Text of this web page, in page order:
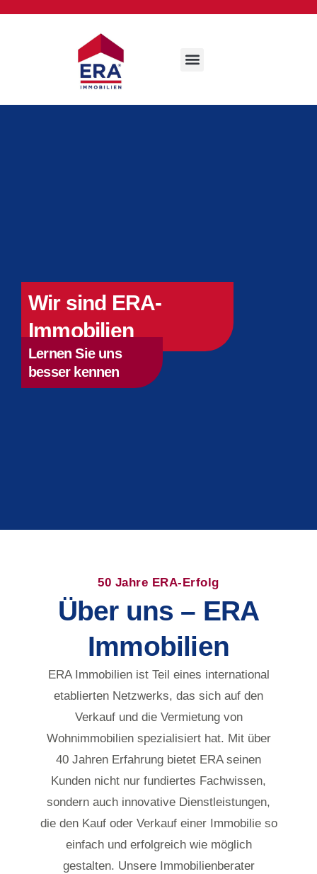
Wir sind ERA-
Immobilien
Lernen Sie uns
besser kennen
50 Jahre ERA-Erfolg
Über uns – ERA
Immobilien
ERA Immobilien ist Teil eines international
etablierten Netzwerks, das sich auf den
Verkauf und die Vermietung von
Wohnimmobilien spezialisiert hat. Mit über
40 Jahren Erfahrung bietet ERA seinen
Kunden nicht nur fundiertes Fachwissen,
sondern auch innovative Dienstleistungen,
die den Kauf oder Verkauf einer Immobilie so
einfach und erfolgreich wie möglich
gestalten. Unsere Immobilienberater